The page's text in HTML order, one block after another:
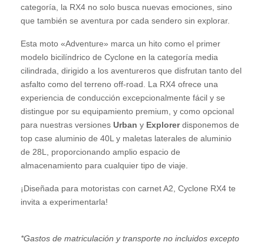
categoría, la RX4 no solo busca nuevas emociones, sino
que también se aventura por cada sendero sin explorar.
Esta moto «Adventure» marca un hito como el primer
modelo bicilíndrico de Cyclone en la categoría media
cilindrada, dirigido a los aventureros que disfrutan tanto del
asfalto como del terreno off-road. La RX4 ofrece una
experiencia de conducción excepcionalmente fácil y se
distingue por su equipamiento premium, y como opcional
para nuestras versionesUrban y Explorerdisponemos de
top case aluminio de 40L y maletas laterales de aluminio
de 28L, proporcionando amplio espacio de
almacenamiento para cualquier tipo de viaje.
¡Diseñada para motoristas con carnet A2, Cyclone RX4 te
invita a experimentarla!
*Gastos de matriculación y transporte no incluidos excepto